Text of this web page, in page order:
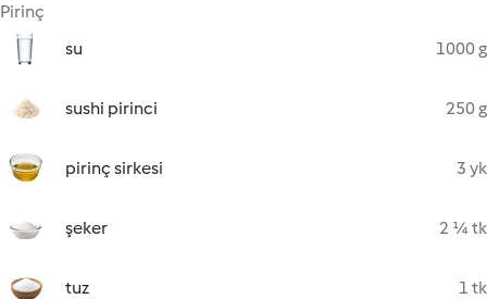
Pirinç
su
1000 g
sushi pirinci 250 g
pirinç sirkesi 3 yk
şeker 2 ¼ tk
tuz 1 tk